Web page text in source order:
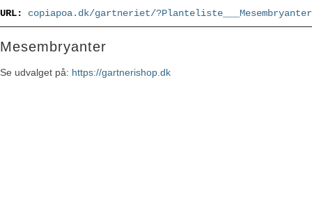
URL: copiapoa.dk/gartneriet/?Planteliste___Mesembryanter
Mesembryanter
Se udvalget på: https://gartnerishop.dk